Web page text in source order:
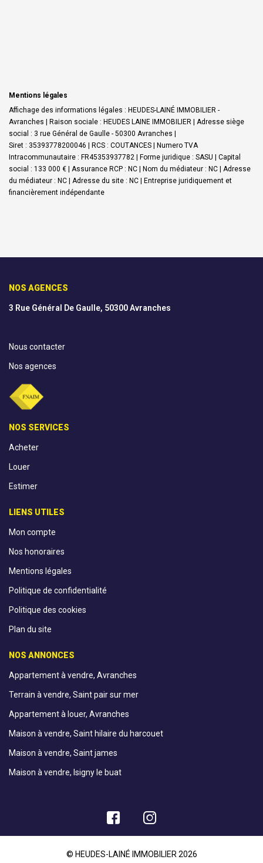
Mentions légales
Affichage des informations légales : HEUDES-LAINÉ IMMOBILIER -
Avranches | Raison sociale : HEUDES LAINE IMMOBILIER | Adresse siège
social : 3 rue Général de Gaulle - 50300 Avranches |
Siret : 35393778200046 | RCS : COUTANCES | Numero TVA
Intracommunautaire : FR45353937782 | Forme juridique : SASU | Capital
social : 133 000 € | Assurance RCP : NC | Nom du médiateur : NC | Adresse
du médiateur : NC | Adresse du site : NC | Entreprise juridiquement et
financièrement indépendante
NOS AGENCES
3 Rue Général De Gaulle, 50300 Avranches
Nous contacter
Nos agences
NOS SERVICES
Acheter
Louer
Estimer
LIENS UTILES
Mon compte
Nos honoraires
Mentions légales
Politique de confidentialité
Politique des cookies
Plan du site
NOS ANNONCES
Appartement à vendre, Avranches
Terrain à vendre, Saint pair sur mer
Appartement à louer, Avranches
Maison à vendre, Saint hilaire du harcouet
Maison à vendre, Saint james
Maison à vendre, Isigny le buat
© HEUDES-LAINÉ IMMOBILIER 2026